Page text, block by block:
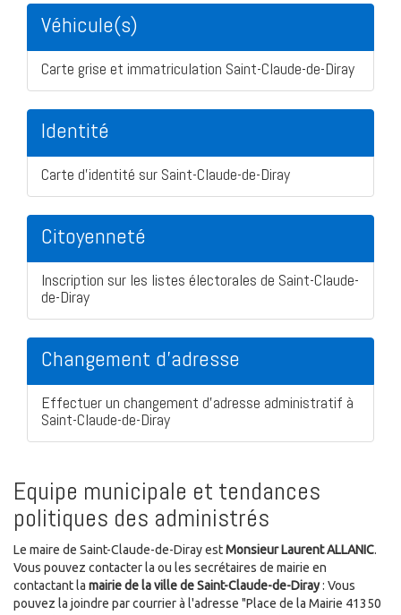
Véhicule(s)
Carte grise et immatriculation Saint-Claude-de-Diray
Identité
Carte d'identité sur Saint-Claude-de-Diray
Citoyenneté
Inscription sur les listes électorales de Saint-Claude-
de-Diray
Changement d'adresse
Effectuer un changement d'adresse administratif à
Saint-Claude-de-Diray
Equipe municipale et tendances
politiques des administrés
Le maire de Saint-Claude-de-Diray estMonsieur Laurent ALLANIC.
Vous pouvez contacter la ou les secrétaires de mairie en
contactant la mairie de la ville de Saint-Claude-de-Diray: Vous
pouvez la joindre par courrier à l'adresse "Place de la Mairie 41350